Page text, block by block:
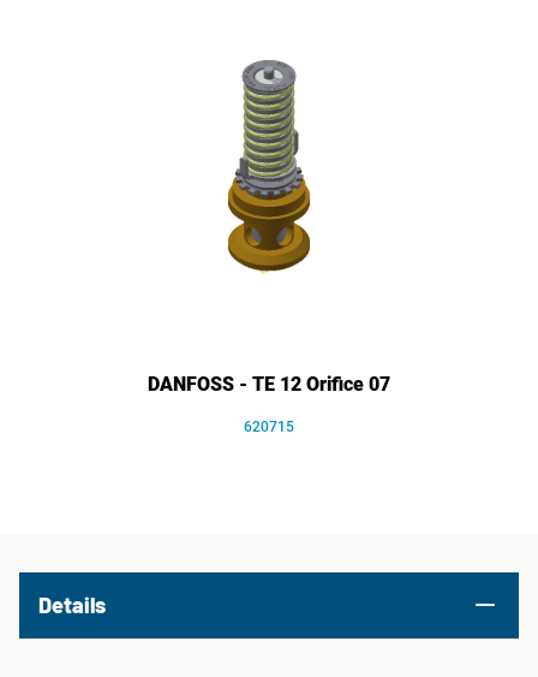
DANFOSS - TE 12 Orifice 07
620715
Details